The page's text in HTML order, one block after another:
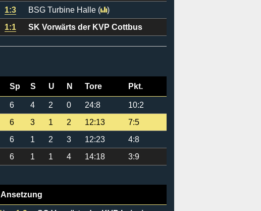
1:3 BSG Turbine Halle (
)
1:1 SK Vorwärts der KVP Cottbus
Sp S U N Tore Pkt.
6 4 2 0 24:8
10:2
6 3 1 2 12:13
7:5
6 1 2 3 12:23
4:8
6 1 1 4 14:18 3:9
Ansetzung